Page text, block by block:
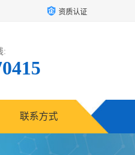
资质认证
:
联系方式